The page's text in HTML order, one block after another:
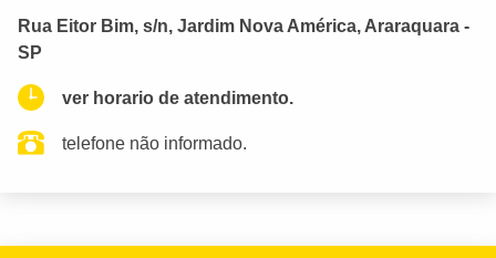
Rua Eitor Bim, s/n, Jardim Nova América, Araraquara -
SP
ver horario de atendimento.
telefone não informado.